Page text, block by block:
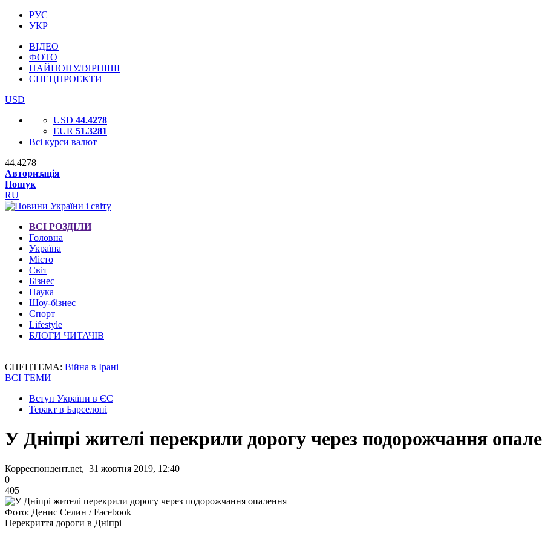
РУС
УКР
ВІДЕО
ФОТО
НАЙПОПУЛЯРНІШІ
СПЕЦПРОЕКТИ
USD
USD 44.4278
EUR 51.3281
Всі курси валют
44.4278
Авторизація
Пошук
RU
ВСІ РОЗДІЛИ
Головна
Україна
Місто
Світ
Бізнес
Наука
Шоу-бізнес
Спорт
Lifestyle
БЛОГИ ЧИТАЧІВ
СПЕЦТЕМА: Війна в Ірані
ВСІ ТЕМИ
Вступ України в ЄС
Теракт в Барселоні
У Дніпрі жителі перекрили дорогу через подорожчання
Корреспондент.net, 31 жовтня 2019, 12:40
0
405
Фото: Денис Селин / Facebook
Перекриття дороги в Дніпрі